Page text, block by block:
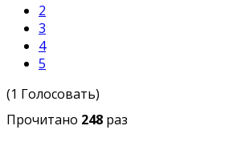
2
3
4
5
(1 Голосовать)
Прочитано 248 раз